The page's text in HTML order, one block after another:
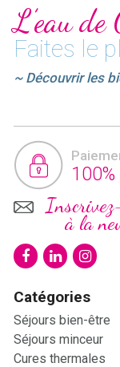
L’eau
Faites le
~ Découvrir les
à la
Catégories
Séjours bien-être
Séjours minceur
Cures thermales